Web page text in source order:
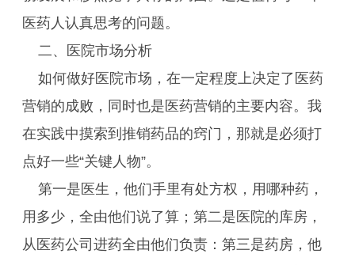
医药人认真思考的问题。
二、医院市场分析
如何做好医院市场，在一定程度上决定了医药
营销的成败，同时也是医药营销的主要内容。我
在实践中摸索到推销药品的窍门，那就是必须打
点好一些“关键人物”。
第一是医生，他们手里有处方权，用哪种药，
用多少，全由他们说了算；第二是医院的库房，
从医药公司进药全由他们负责：第三是药房，他